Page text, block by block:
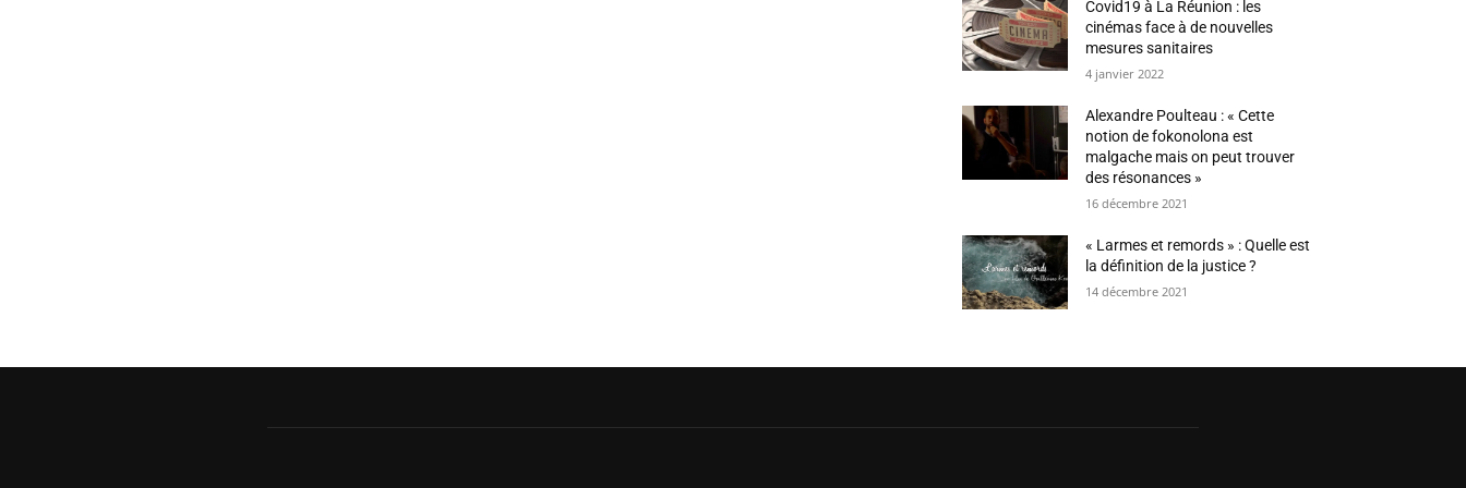
Covid19 à La Réunion : les
cinémas face à de nouvelles
mesures sanitaires
4 janvier 2022
Alexandre Poulteau : « Cette
notion de fokonolona est
malgache mais on peut trouver
des résonances »
16 décembre 2021
« Larmes et remords » : Quelle est
la définition de la justice ?
14 décembre 2021